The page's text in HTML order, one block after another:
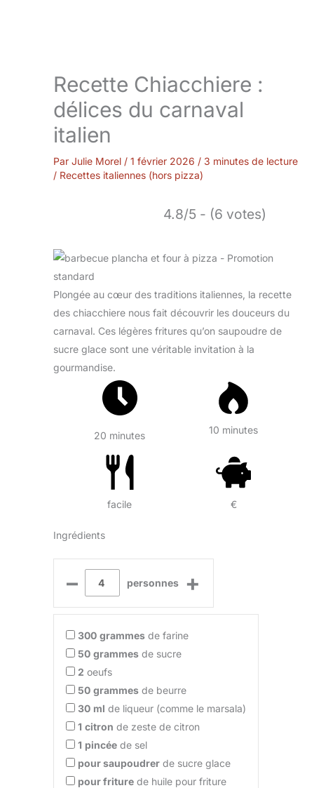
Recette Chiacchiere :
délices du carnaval
italien
Par Julie Morel / 1 février 2026 / 3 minutes de lecture
/ Recettes italiennes (hors pizza)
4.8/5 - (6 votes)
Plongée au cœur des traditions italiennes, la recette
des chiacchiere nous fait découvrir les douceurs du
carnaval. Ces légères fritures qu’on saupoudre de
sucre glace sont une véritable invitation à la
gourmandise.
20 minutes 10 minutes
facile €
Ingrédients
– personnes +
300 grammes de farine
50 grammes de sucre
2 oeufs
50 grammes de beurre
30 ml de liqueur (comme le marsala)
1 citron de zeste de citron
1 pincée de sel
pour saupoudrer de sucre glace
pour friture de huile pour friture